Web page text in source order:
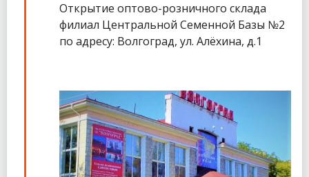
Открытие оптово-розничного склада
филиал Центральной Семенной Базы №2
по адресу: Волгоград, ул. Алёхина, д.1